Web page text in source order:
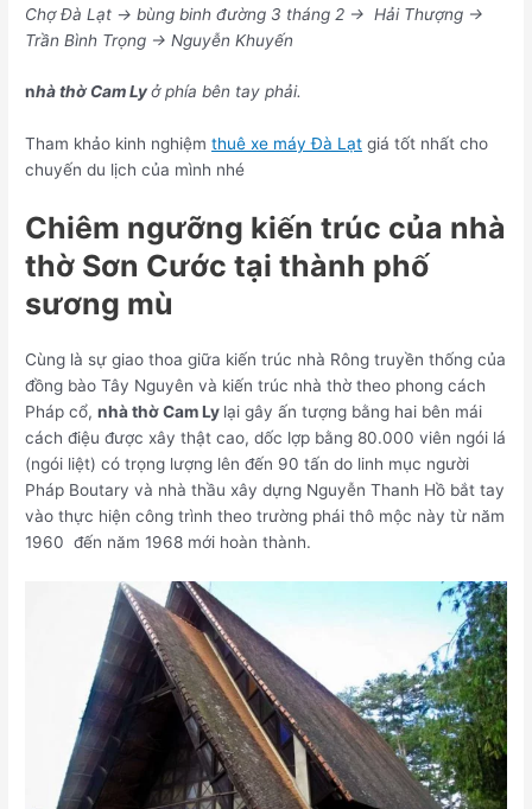
Chợ Đà Lạt → bùng binh đường 3 tháng 2 → Hải Thượng →
Trần Bình Trọng → Nguyễn Khuyến
nhà thờ Cam Lyở phía bên tay phải.
Tham khảo kinh nghiệmthuê xe máy Đà Lạt giá tốt nhất cho
chuyến du lịch của mình nhé
Chiêm ngưỡng kiến trúc của nhà
thờ Sơn Cước tại thành phố
sương mù
Cùng là sự giao thoa giữa kiến trúc nhà Rông truyền thống của
đồng bào Tây Nguyên và kiến trúc nhà thờ theo phong cách
Pháp cổ,nhà thờ Cam Ly lại gây ấn tượng bằng hai bên mái
cách điệu được xây thật cao, dốc lợp bằng 80.000 viên ngói lá
(ngói liệt) có trọng lượng lên đến 90 tấn do linh mục người
Pháp Boutary và nhà thầu xây dựng Nguyễn Thanh Hồ bắt tay
vào thực hiện công trình theo trường phái thô mộc này từ năm
1960 đến năm 1968 mới hoàn thành.